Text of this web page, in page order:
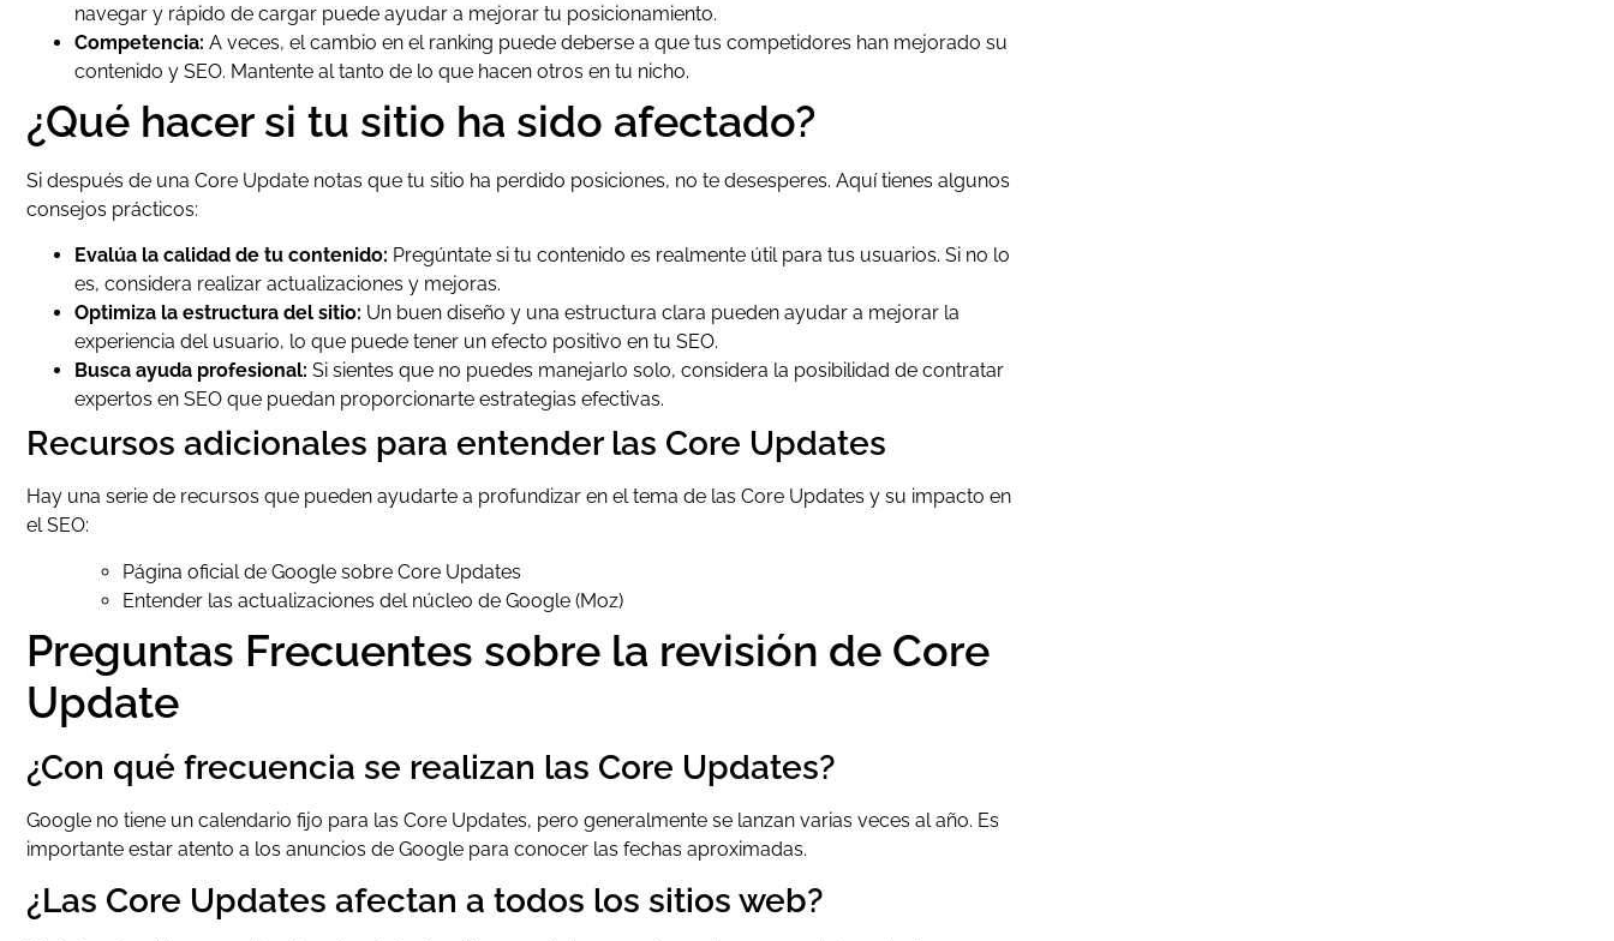
navegar y rápido de cargar puede ayudar a mejorar tu posicionamiento.
Competencia: A veces, el cambio en el ranking puede deberse a que tus competidores han mejorado su
contenido y SEO. Mantente al tanto de lo que hacen otros en tu nicho.
¿Qué hacer si tu sitio ha sido afectado?
Si después de una Core Update notas que tu sitio ha perdido posiciones, no te desesperes. Aquí tienes algunos
consejos prácticos:
Evalúa la calidad de tu contenido: Pregúntate si tu contenido es realmente útil para tus usuarios. Si no lo
es, considera realizar actualizaciones y mejoras.
Optimiza la estructura del sitio: Un buen diseño y una estructura clara pueden ayudar a mejorar la
experiencia del usuario, lo que puede tener un efecto positivo en tu SEO.
Busca ayuda profesional: Si sientes que no puedes manejarlo solo, considera la posibilidad de contratar
expertos en SEO que puedan proporcionarte estrategias efectivas.
Recursos adicionales para entender las Core Updates
Hay una serie de recursos que pueden ayudarte a profundizar en el tema de las Core Updates y su impacto en
el SEO:
Página oficial de Google sobre Core Updates
Entender las actualizaciones del núcleo de Google (Moz)
Preguntas Frecuentes sobre la revisión de Core
Update
¿Con qué frecuencia se realizan las Core Updates?
Google no tiene un calendario fijo para las Core Updates, pero generalmente se lanzan varias veces al año. Es
importante estar atento a los anuncios de Google para conocer las fechas aproximadas.
¿Las Core Updates afectan a todos los sitios web?